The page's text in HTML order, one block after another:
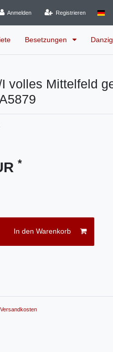
Anmelden Registrieren
Besetzungen Danzig
volles Mittelfeld
*
In den Warenkorb
Versandkosten